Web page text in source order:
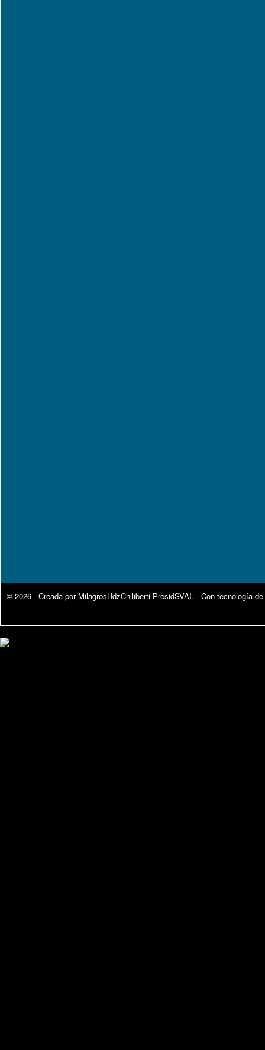
© 2026 Creada por MilagrosHdzChiliberti-PresidSVAI. Con tecnología de